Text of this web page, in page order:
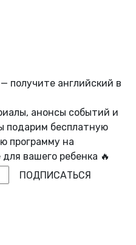
получите английский в
анонсы событий и
подарим бесплатную
программу на
вашего ребенка 🔥
ПОДПИСАТЬСЯ